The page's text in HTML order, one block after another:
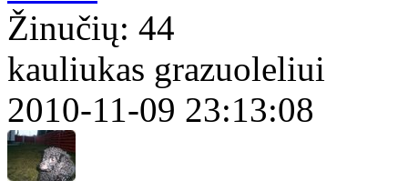
Žinučių: 44
kauliukas grazuoleliui
2010-11-09 23:13:08